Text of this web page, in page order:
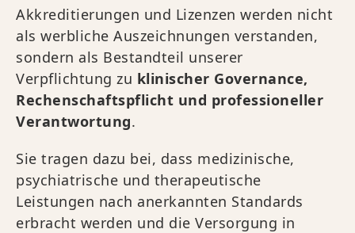
Akkreditierungen und Lizenzen werden nicht
als werbliche Auszeichnungen verstanden,
sondern als Bestandteil unserer
Verpflichtung zu klinischer Governance,
Rechenschaftspflicht und professioneller
Verantwortung.
Sie tragen dazu bei, dass medizinische,
psychiatrische und therapeutische
Leistungen nach anerkannten Standards
erbracht werden und die Versorgung in